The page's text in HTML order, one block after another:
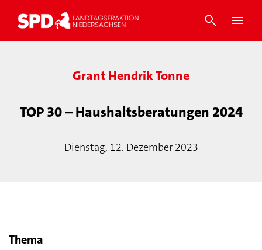
Grant Hendrik Tonne
TOP 30 – Haushaltsberatungen 2024
Dienstag, 12. Dezember 2023
Thema